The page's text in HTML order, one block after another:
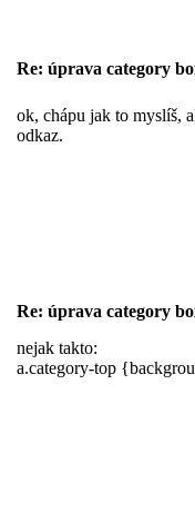
Re: úprava category
ok, chápu jak to myslíš,
odkaz.
Re: úprava category
nejak takto:
a.category-top